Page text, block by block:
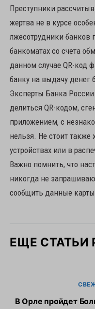
Преступники
жертва не в курсе
лжесотрудники банков
банкоматах со счета
данном случае QR-код
банку на выдачу денег
Эксперты Банка
делиться QR-кодом,
приложением, с
нельзя. Не стоит
устройствах или в
Важно помнить, что
никогда не
сообщить данные
ЕЩЕ СТАТЬИ
В Орле пройдет